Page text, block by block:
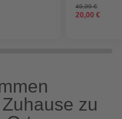
49,99 €
20,00 €
zu